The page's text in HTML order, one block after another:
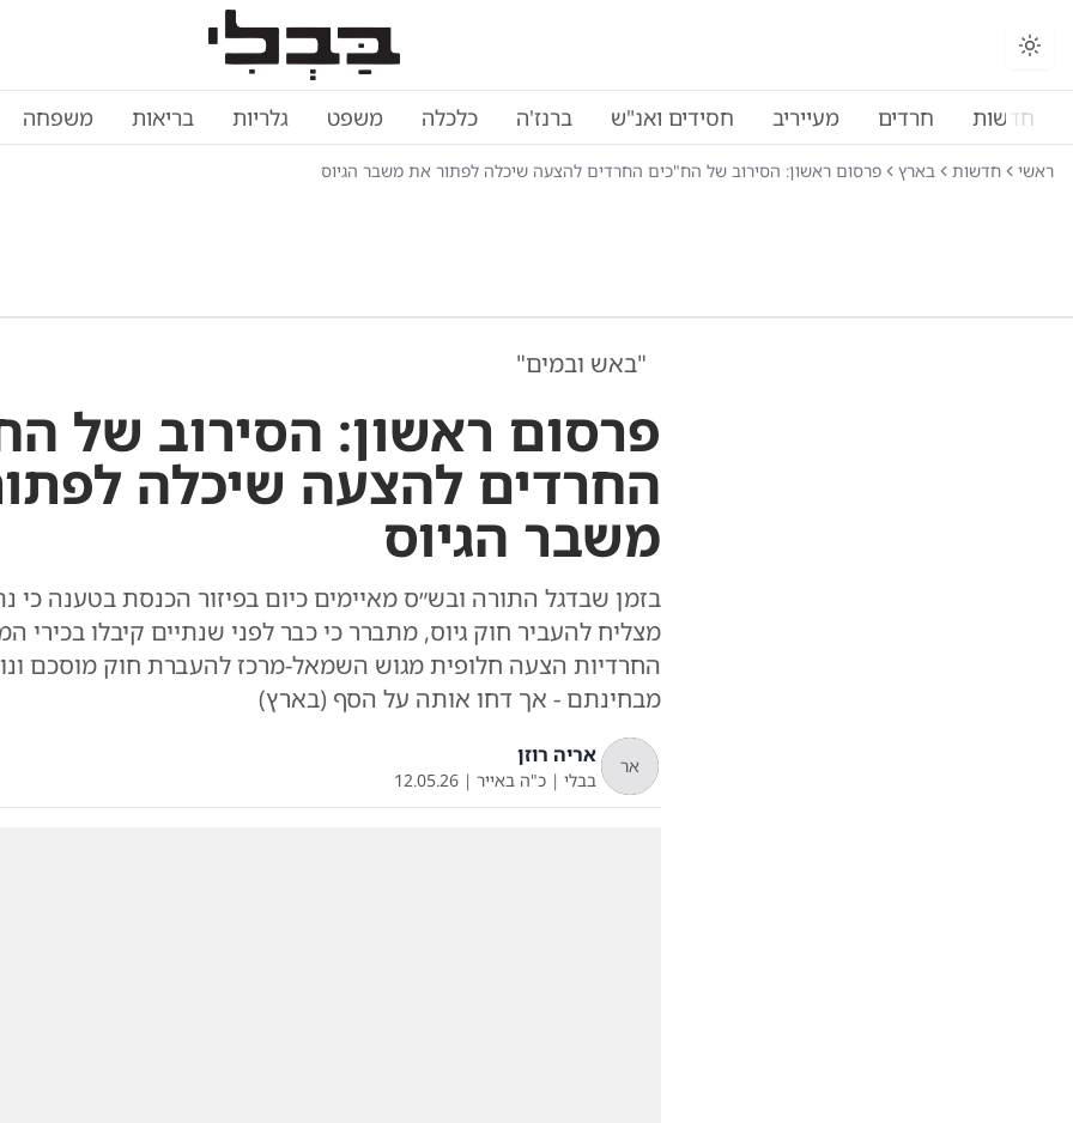
החלפת מצב תצוגה
חדשות חרדים מעייריב חסידים ואנ"ש ברנז'ה כלכלה משפט גלריות בריאות משפחה
ראשי חדשות בארץ פרסום ראשון: הסירוב של הח"כים החרדים להצעה שיכלה לפתור את משבר הגיוס
"באש ובמים"
פרסום ראשון: הסירוב של
החרדים להצעה שיכלה
משבר הגיוס
בזמן שבדגל התורה ובש״ס מאיימים כיום בפיזור הכנסת בטענה כי
מצליח להעביר חוק גיוס, מתברר כי כבר לפני שנתיים קיבלו בכירי
החרדיות הצעה חלופית מגוש השמאל-מרכז להעברת חוק מוסכם
מבחינתם - אך דחו אותה על הסף (בארץ)
אר אריה רוזן
בבלי| כ"ה באייר |
12.05.26